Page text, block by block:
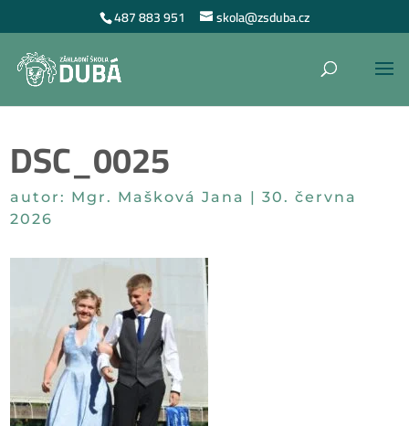
487 883 951 skola@zsduba.cz
DSC_0025
autor: Mgr. Mašková Jana |30. června
2026